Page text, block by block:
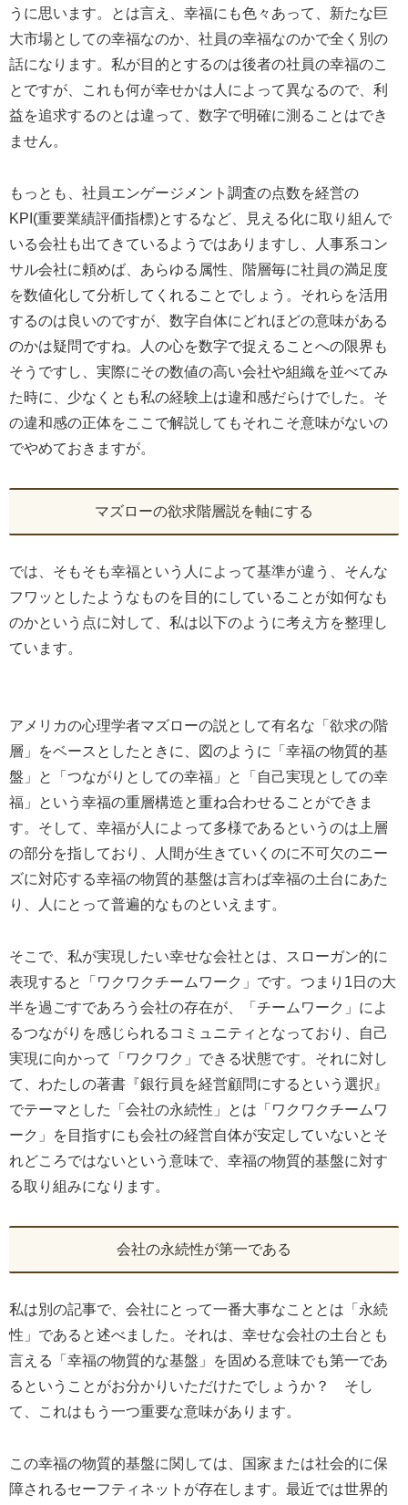
うに思います。とは言え、幸福にも色々あって、新たな巨
大市場としての幸福なのか、社員の幸福なのかで全く別の
話になります。私が目的とするのは後者の社員の幸福のこ
とですが、これも何が幸せかは人によって異なるので、利
益を追求するのとは違って、数字で明確に測ることはでき
ません。
もっとも、社員エンゲージメント調査の点数を経営の
KPI(重要業績評価指標)とするなど、見える化に取り組んで
いる会社も出てきているようではありますし、人事系コン
サル会社に頼めば、あらゆる属性、階層毎に社員の満足度
を数値化して分析してくれることでしょう。それらを活用
するのは良いのですが、数字自体にどれほどの意味がある
のかは疑問ですね。人の心を数字で捉えることへの限界も
そうですし、実際にその数値の高い会社や組織を並べてみ
た時に、少なくとも私の経験上は違和感だらけでした。そ
の違和感の正体をここで解説してもそれこそ意味がないの
でやめておきますが。
マズローの欲求階層説を軸にする
では、そもそも幸福という人によって基準が違う、そんな
フワッとしたようなものを目的にしていることが如何なも
のかという点に対して、私は以下のように考え方を整理し
ています。
アメリカの心理学者マズローの説として有名な「欲求の階
層」をベースとしたときに、図のように「幸福の物質的基
盤」と「つながりとしての幸福」と「自己実現としての幸
福」という幸福の重層構造と重ね合わせることができま
す。そして、幸福が人によって多様であるというのは上層
の部分を指しており、人間が生きていくのに不可欠のニー
ズに対応する幸福の物質的基盤は言わば幸福の土台にあた
り、人にとって普遍的なものといえます。
そこで、私が実現したい幸せな会社とは、スローガン的に
表現すると「ワクワクチームワーク」です。つまり1日の大
半を過ごすであろう会社の存在が、「チームワーク」によ
るつながりを感じられるコミュニティとなっており、自己
実現に向かって「ワクワク」できる状態です。それに対し
て、わたしの著書『銀行員を経営顧問にするという選択』
でテーマとした「会社の永続性」とは「ワクワクチームワ
ーク」を目指すにも会社の経営自体が安定していないとそ
れどころではないという意味で、幸福の物質的基盤に対す
る取り組みになります。
会社の永続性が第一である
私は別の記事で、会社にとって一番大事なこととは「永続
性」であると述べました。それは、幸せな会社の土台とも
言える「幸福の物質的な基盤」を固める意味でも第一であ
るということがお分かりいただけたでしょうか？ そし
て、これはもう一つ重要な意味があります。
この幸福の物質的基盤に関しては、国家または社会的に保
障されるセーフティネットが存在します。最近では世界的